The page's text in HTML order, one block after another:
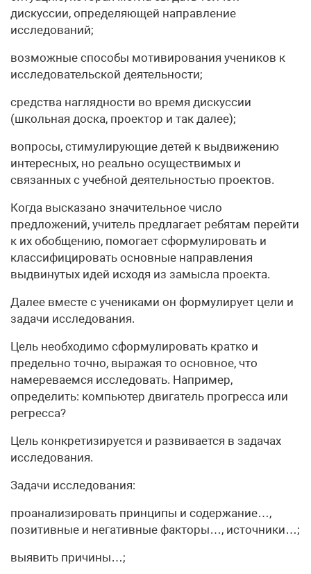
дискуссии, определяющей направление
исследований;
возможные способы мотивирования учеников к
исследовательской деятельности;
средства наглядности во время дискуссии
(школьная доска, проектор и так далее);
вопросы, стимулирующие детей к выдвижению
интересных, но реально осуществимых и
связанных с учебной деятельностью проектов.
Когда высказано значительное число
предложений, учитель предлагает ребятам перейти
к их обобщению, помогает сформулировать и
классифицировать основные направления
выдвинутых идей исходя из замысла проекта.
Далее вместе с учениками он формулирует цели и
задачи исследования.
Цель необходимо сформулировать кратко и
предельно точно, выражая то основное, что
намереваемся исследовать. Например,
определить: компьютер двигатель прогресса или
регресса?
Цель конкретизируется и развивается в задачах
исследования.
Задачи исследования:
проанализировать принципы и содержание…,
позитивные и негативные факторы…, источники…;
выявить причины…;